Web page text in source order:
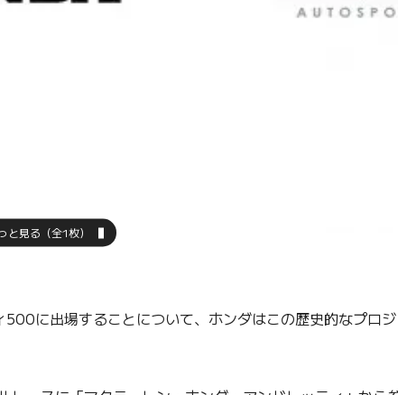
と見る（全1枚）
に出場することについて、ホンダはこの歴史的なプロ